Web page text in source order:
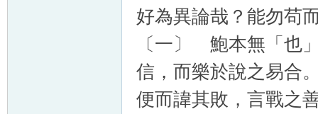
好為異論哉？能勿苟
〔一〕 鮑本無「
信，而樂於說之易合
便而諱其敗，言戰之